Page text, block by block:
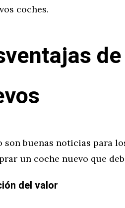
coches.
son buenas noticias para
un coche nuevo que
del valor